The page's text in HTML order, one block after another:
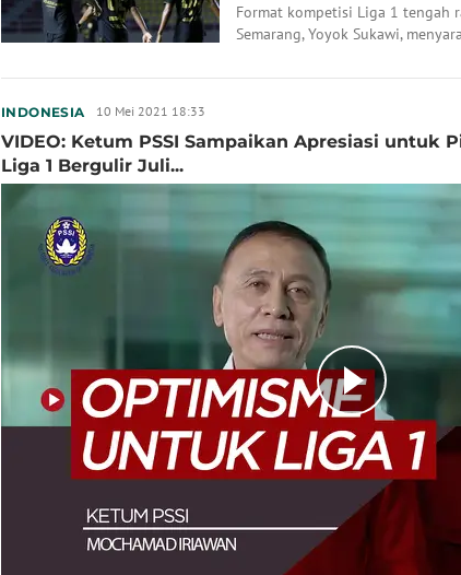
Format kompetisi Liga 1 tengah
Semarang, Yoyok Sukawi,
INDONESIA 10 Mei 2021 18:33
VIDEO: Ketum PSSI Sampaikan Apresiasi untuk
Liga 1 Bergulir Juli...